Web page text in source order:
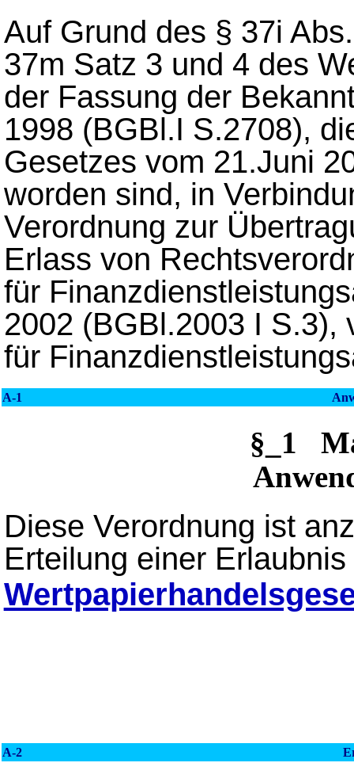
Auf Grund des § 37i
37m Satz 3 und 4 des
der Fassung der
1998 (BGBl.I S.2708),
Gesetzes vom 21.Juni
worden sind, in
Verordnung zur
Erlass von
für
2002 (BGBl.2003 I S.3),
für
A-1
§_1
Diese Verordnung ist
Erteilung einer
A-2